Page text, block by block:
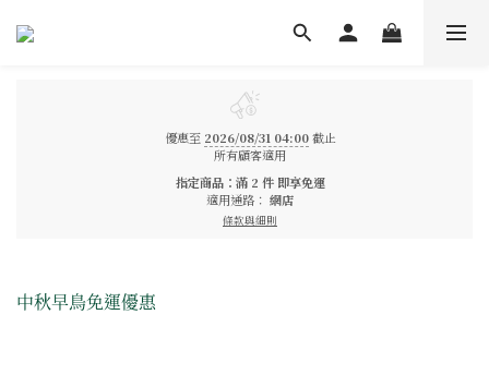
優惠至 2026/08/31 04:00截止
所有顧客適用
指定商品：滿 2 件 即享免運
適用通路： 網店
條款與細則
中秋早鳥免運優惠